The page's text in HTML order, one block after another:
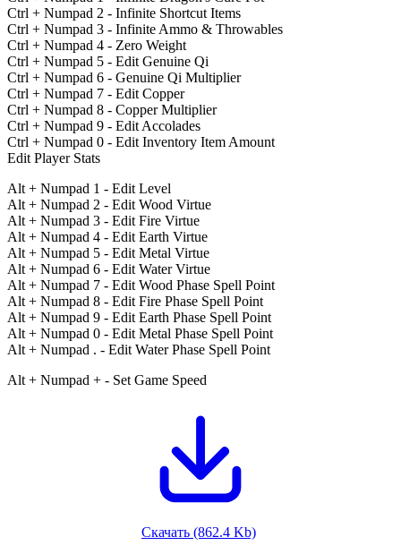
Ctrl + Numpad 2 - Infinite Shortcut Items
Ctrl + Numpad 3 - Infinite Ammo & Throwables
Ctrl + Numpad 4 - Zero Weight
Ctrl + Numpad 5 - Edit Genuine Qi
Ctrl + Numpad 6 - Genuine Qi Multiplier
Ctrl + Numpad 7 - Edit Copper
Ctrl + Numpad 8 - Copper Multiplier
Ctrl + Numpad 9 - Edit Accolades
Ctrl + Numpad 0 - Edit Inventory Item Amount
Edit Player Stats
Alt + Numpad 1 - Edit Level
Alt + Numpad 2 - Edit Wood Virtue
Alt + Numpad 3 - Edit Fire Virtue
Alt + Numpad 4 - Edit Earth Virtue
Alt + Numpad 5 - Edit Metal Virtue
Alt + Numpad 6 - Edit Water Virtue
Alt + Numpad 7 - Edit Wood Phase Spell Point
Alt + Numpad 8 - Edit Fire Phase Spell Point
Alt + Numpad 9 - Edit Earth Phase Spell Point
Alt + Numpad 0 - Edit Metal Phase Spell Point
Alt + Numpad . - Edit Water Phase Spell Point
Alt + Numpad + - Set Game Speed
Скачать (862.4 Kb)